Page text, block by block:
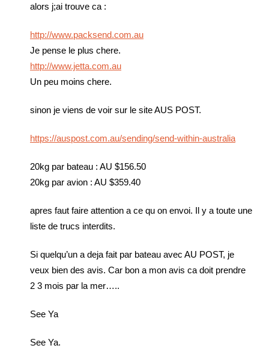
alors j;ai trouve ca :
http://www.packsend.com.au
Je pense le plus chere.
http://www.jetta.com.au
Un peu moins chere.
sinon je viens de voir sur le site AUS POST.
https://auspost.com.au/sending/send-within-australia
20kg par bateau : AU $156.50
20kg par avion : AU $359.40
apres faut faire attention a ce qu on envoi. Il y a toute une
liste de trucs interdits.
Si quelqu’un a deja fait par bateau avec AU POST, je
veux bien des avis. Car bon a mon avis ca doit prendre
2 3 mois par la mer…..
See Ya
See Ya.